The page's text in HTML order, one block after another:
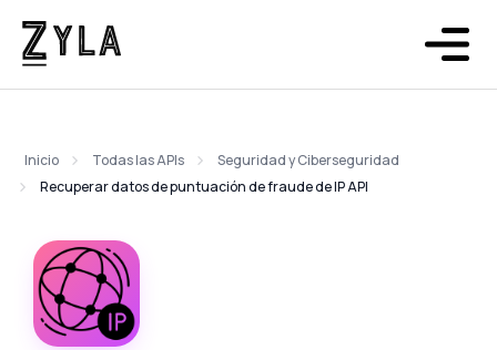
Inicio Todas las APIs
Seguridad y Ciberseguridad
Recuperar datos de puntuación de fraude de IP API